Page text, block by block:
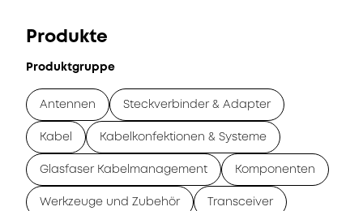
Produkte
Produktgruppe
Antennen Steckverbinder & Adapter
Kabel Kabelkonfektionen & Systeme
Glasfaser Kabelmanagement Komponenten
Werkzeuge und Zubehör Transceiver